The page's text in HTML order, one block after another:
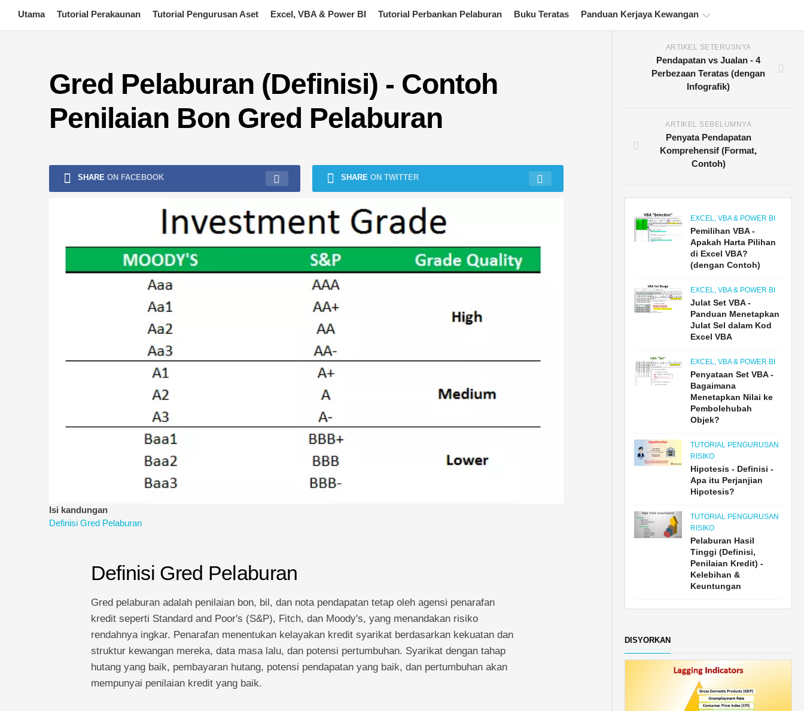
content
Utama Tutorial Perakaunan Tutorial Pengurusan Aset Excel, VBA & Power BI Tutorial Perbankan Pelaburan Buku Teratas Panduan Kerjaya Kewangan
Pengurusan
Gred Pelaburan (Definisi) - Contoh
Penilaian Bon Gred Pelaburan
SHARE ON FACEBOOK SHARE ON TWITTER
Isi kandungan
Definisi Gred Pelaburan
Definisi Gred Pelaburan
Gred pelaburan adalah penilaian bon, bil, dan nota pendapatan tetap oleh agensi penarafan
kredit seperti Standard and Poor's (S&P), Fitch, dan Moody's, yang menandakan risiko
rendahnya ingkar. Penarafan menentukan kelayakan kredit syarikat berdasarkan kekuatan dan
struktur kewangan mereka, data masa lalu, dan potensi pertumbuhan. Syarikat dengan tahap
hutang yang baik, pembayaran hutang, potensi pendapatan yang baik, dan pertumbuhan akan
mempunyai penilaian kredit yang baik.
ARTIKEL SETERUSNYA
Pendapatan vs Jualan - 4
Perbezaan Teratas (dengan
Infografik)
ARTIKEL SEBELUMNYA
Penyata Pendapatan
Komprehensif (Format,
Contoh)
EXCEL, VBA & POWER BI
Pemilihan VBA -
Apakah Harta Pilihan
di Excel VBA?
(dengan Contoh)
EXCEL, VBA & POWER BI
Julat Set VBA -
Panduan Menetapkan
Julat Sel dalam Kod
Excel VBA
EXCEL, VBA & POWER BI
Penyataan Set VBA -
Bagaimana
Menetapkan Nilai ke
Pembolehubah
Objek?
TUTORIAL PENGURUSAN
RISIKO
Hipotesis - Definisi -
Apa itu Perjanjian
Hipotesis?
TUTORIAL PENGURUSAN
RISIKO
Pelaburan Hasil
Tinggi (Definisi,
Penilaian Kredit) -
Kelebihan &
Keuntungan
DISYORKAN